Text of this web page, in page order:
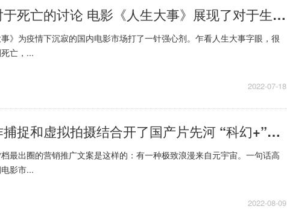
不避讳对于死亡的讨论 电影《人生大事》展现了对于生命的尊重
》为疫情下沉寂的国内电影市场打了一针强心剂。乍看人生大事字眼，很
亡，...
2022-07-18
现场动作捕捉和虚拟拍摄结合开了国产片先河 “科幻+”还是“+科幻”这是个问题
最出圈的营销推广文案是这样的：有一种极致浪漫来自元宇宙。一句话高
影市...
2022-08-09